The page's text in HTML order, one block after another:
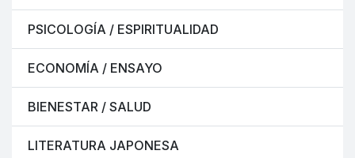
PSICOLOGÍA / ESPIRITUALIDAD
ECONOMÍA / ENSAYO
BIENESTAR / SALUD
LITERATURA JAPONESA